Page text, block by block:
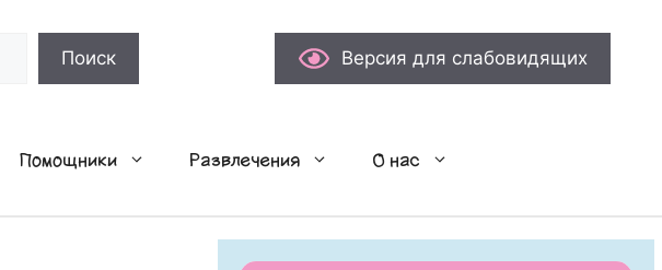
Поиск Версия для слабовидящих
Помощники Развлечения О нас